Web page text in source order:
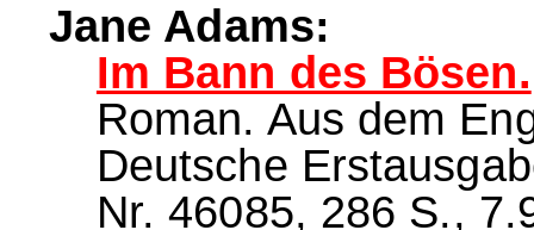
Jane Adams:
Im Bann des Bösen.
Roman. Aus dem
Deutsche
Nr. 46085, 286 S.,